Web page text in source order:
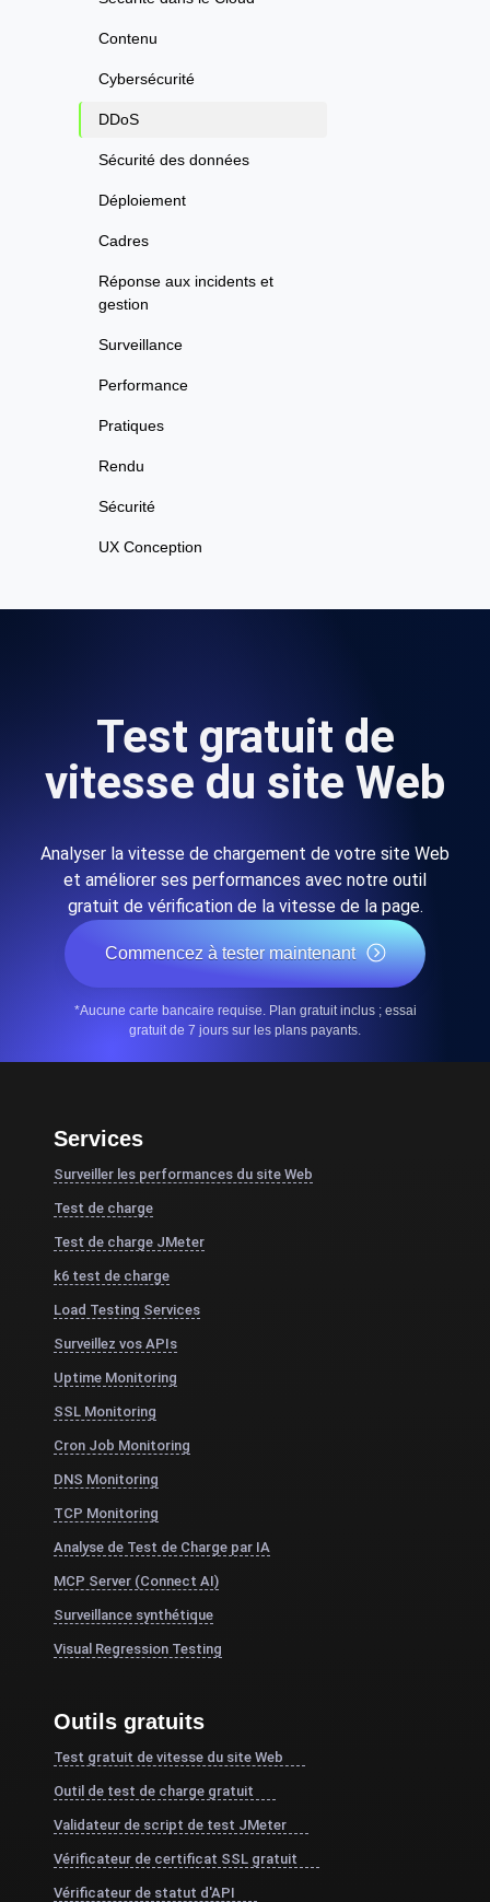
Contenu
Cybersécurité
DDoS
Sécurité des données
Déploiement
Cadres
Réponse aux incidents et
gestion
Surveillance
Performance
Pratiques
Rendu
Sécurité
UX Conception
Test gratuit de
vitesse du site Web
Analyser la vitesse de chargement de votre site Web
et améliorer ses performances avec notre outil
gratuit de vérification de la vitesse de la page.
Commencez à tester maintenant
*Aucune carte bancaire requise. Plan gratuit inclus ; essai
gratuit de 7 jours sur les plans payants.
Services
Surveiller les performances du site Web
Test de charge
Test de charge JMeter
k6 test de charge
Load Testing Services
Surveillez vos APIs
Uptime Monitoring
SSL Monitoring
Cron Job Monitoring
DNS Monitoring
TCP Monitoring
Analyse de Test de Charge par IA
MCP Server (Connect AI)
Surveillance synthétique
Visual Regression Testing
Outils gratuits
Test gratuit de vitesse du site Web
Outil de test de charge gratuit
Validateur de script de test JMeter
Vérificateur de certificat SSL gratuit
Vérificateur de statut d'API